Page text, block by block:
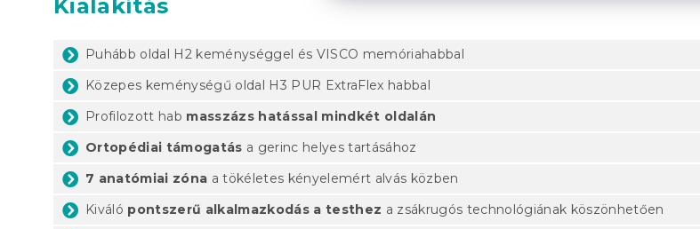
Kialakítás
Puhább oldal H2 keménységgel és VISCO memóriahabbal
Közepes keménységű oldal H3 PUR ExtraFlex habbal
Profilozott hab masszázs hatással mindkét oldalán
Ortopédiai támogatás a gerinc helyes tartásához
7 anatómiai zóna a tökéletes kényelemért alvás közben
Kiváló pontszerű alkalmazkodás a testhez a zsákrugós technológiának köszönhetően